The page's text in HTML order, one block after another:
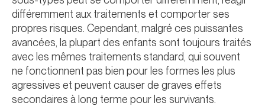
différemment aux traitements et comporter ses
propres risques. Cependant, malgré ces puissantes
avancées, la plupart des enfants sont toujours traités
avec les mêmes traitements standard, qui souvent
ne fonctionnent pas bien pour les formes les plus
agressives et peuvent causer de graves effets
secondaires à long terme pour les survivants.